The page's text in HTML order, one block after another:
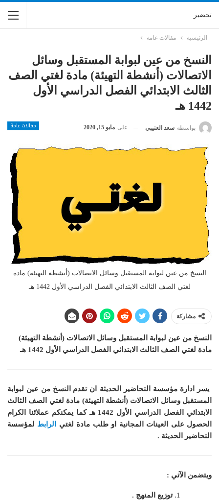
تحضير
الرئيسية مقالات عامة
النسخ من عين لبوابة المستقبل وسائل
الاتصالات (أنشطة التهيئة) مادة لغتي الصف
الثالث الابتدائي الفصل الدراسي الأول
1442 هـ
مقالات عامة بواسطة سعد العتيبي على مايو 15, 2020
النسخ من عين لبوابة المستقبل وسائل الاتصالات (أنشطة التهيئة) مادة
لغتي الصف الثالث الابتدائي الفصل الدراسي الأول 1442 هـ
مشاركة
النسخ من عين لبوابة المستقبل وسائل الاتصالات (أنشطة التهيئة)
مادة لغتي الصف الثالث الابتدائي الفصل الدراسي الأول 1442 هـ
يسر ادارة مؤسسة التحاضير الحديثة ان تقدم النسخ من عين لبوابة
المستقبل وسائل الاتصالات (أنشطة التهيئة) مادة لغتي الصف الثالث
الابتدائي الفصل الدراسي الأول 1442 هـ
كما يمكنكم عملائنا الكرام
الحصول على العينات المجانية او طلب مادة لغتي
الرابط لمؤسسة
التحاضير الحديثة .
ويتضمن الآتي :
توزيع المنهج .